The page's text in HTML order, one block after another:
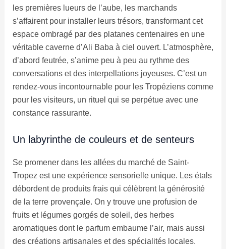
les premières lueurs de l’aube, les marchands
s’affairent pour installer leurs trésors, transformant cet
espace ombragé par des platanes centenaires en une
véritable caverne d’Ali Baba à ciel ouvert. L’atmosphère,
d’abord feutrée, s’anime peu à peu au rythme des
conversations et des interpellations joyeuses. C’est un
rendez-vous incontournable pour les Tropéziens comme
pour les visiteurs, un rituel qui se perpétue avec une
constance rassurante.
Un labyrinthe de couleurs et de senteurs
Se promener dans les allées du marché de Saint-
Tropez est une expérience sensorielle unique. Les étals
débordent de produits frais qui célèbrent la générosité
de la terre provençale. On y trouve une profusion de
fruits et légumes gorgés de soleil, des herbes
aromatiques dont le parfum embaume l’air, mais aussi
des créations artisanales et des spécialités locales.